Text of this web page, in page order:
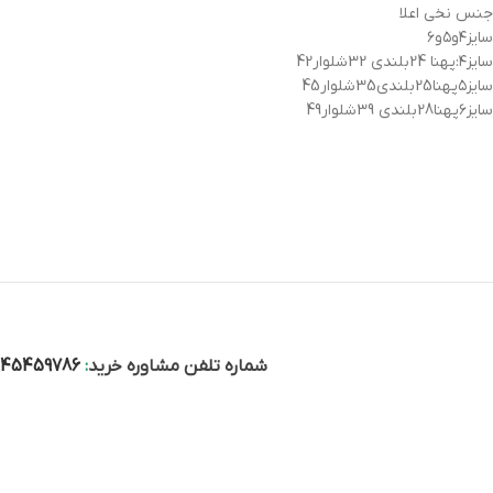
جنس نخی اعلا
سایز۴و۵و۶
سایز۴:پهنا 24بلندی 32شلوار42
سایز۵پهنا25بلندی35شلوار45
سایز۶پهنا28بلندی 39شلوار49
شماره تلفن مشاوره خرید: